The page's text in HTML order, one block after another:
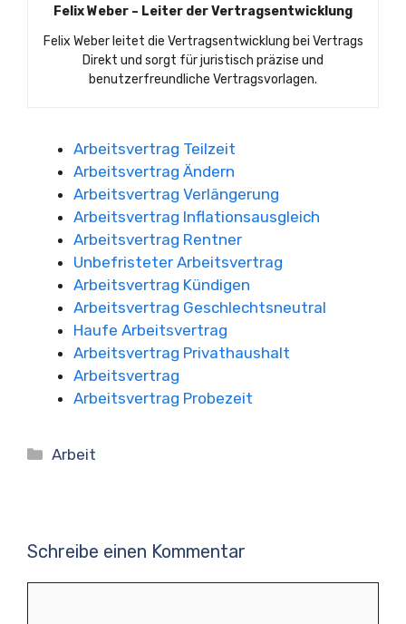
Felix Weber – Leiter der Vertragsentwicklung
Felix Weber leitet die Vertragsentwicklung bei Vertrags
Direkt und sorgt für juristisch präzise und
benutzerfreundliche Vertragsvorlagen.
Arbeitsvertrag Teilzeit
Arbeitsvertrag Ändern
Arbeitsvertrag Verlängerung
Arbeitsvertrag Inflationsausgleich
Arbeitsvertrag Rentner
Unbefristeter Arbeitsvertrag
Arbeitsvertrag Kündigen
Arbeitsvertrag Geschlechtsneutral
Haufe Arbeitsvertrag
Arbeitsvertrag Privathaushalt
Arbeitsvertrag
Arbeitsvertrag Probezeit
Kategorien
Arbeit
Schreibe einen Kommentar